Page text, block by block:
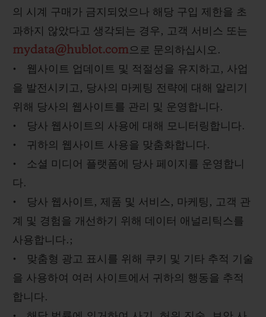
의 시계 구매가 금지되었으나 해당 구입 제한을 초
과하지 않았다고 생각되는 경우, 고객 서비스 또는
mydata@hublot.com으로 문의하십시오.
• 웹사이트 업데이트 및 적절성을 유지하고, 사업
을 발전시키고, 당사의 마케팅 전략에 대해 알리기
위해 당사의 웹사이트를 관리 및 운영합니다.
• 당사 웹사이트의 사용에 대해 모니터링합니다.
• 귀하의 웹사이트 사용을 맞춤화합니다.
• 소셜 미디어 플랫폼에 당사 페이지를 운영합니
다.
• 당사 웹사이트, 제품 및 서비스, 마케팅, 고객 관
계 및 경험을 개선하기 위해 데이터 애널리틱스를
사용합니다.;
• 맞춤형 광고 표시를 위해 쿠키 및 기타 추적 기술
을 사용하여 여러 사이트에서 귀하의 행동을 추적
합니다.